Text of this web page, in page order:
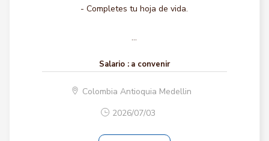
- Completes tu hoja de vida.
...
Salario : a convenir
Colombia Antioquia Medellin
2026/07/03